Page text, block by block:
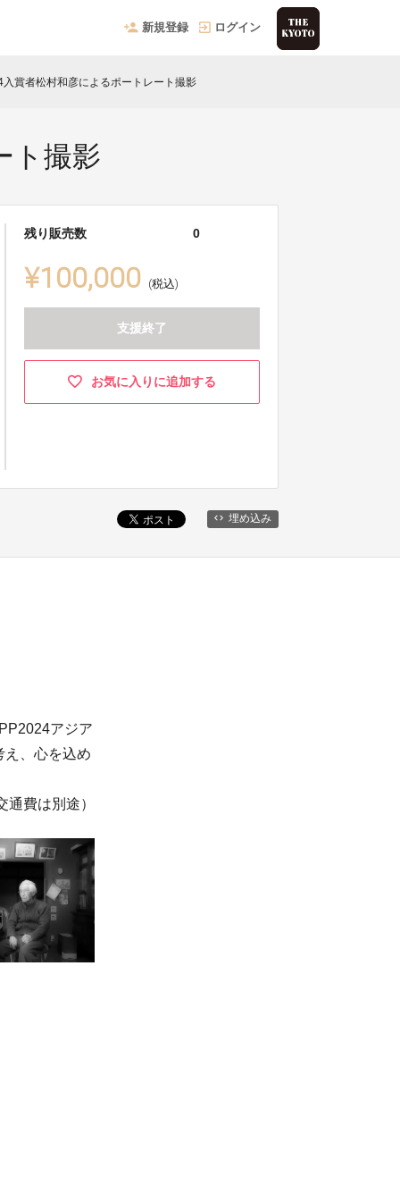
新規登録 ログイン
賞者松村和彦によるポートレート撮影
ト撮影
残り販売数 0
¥100,000 (税込)
支援終了
お気に入りに追加する
埋め込み
アジア
え、心を込め
費は別途）